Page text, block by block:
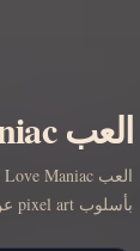
العب Love Maniac أونلاين مجاناً
بأسلوب pixel art عن العاطفة والهوس والاختيارات والعواقب النفسية.